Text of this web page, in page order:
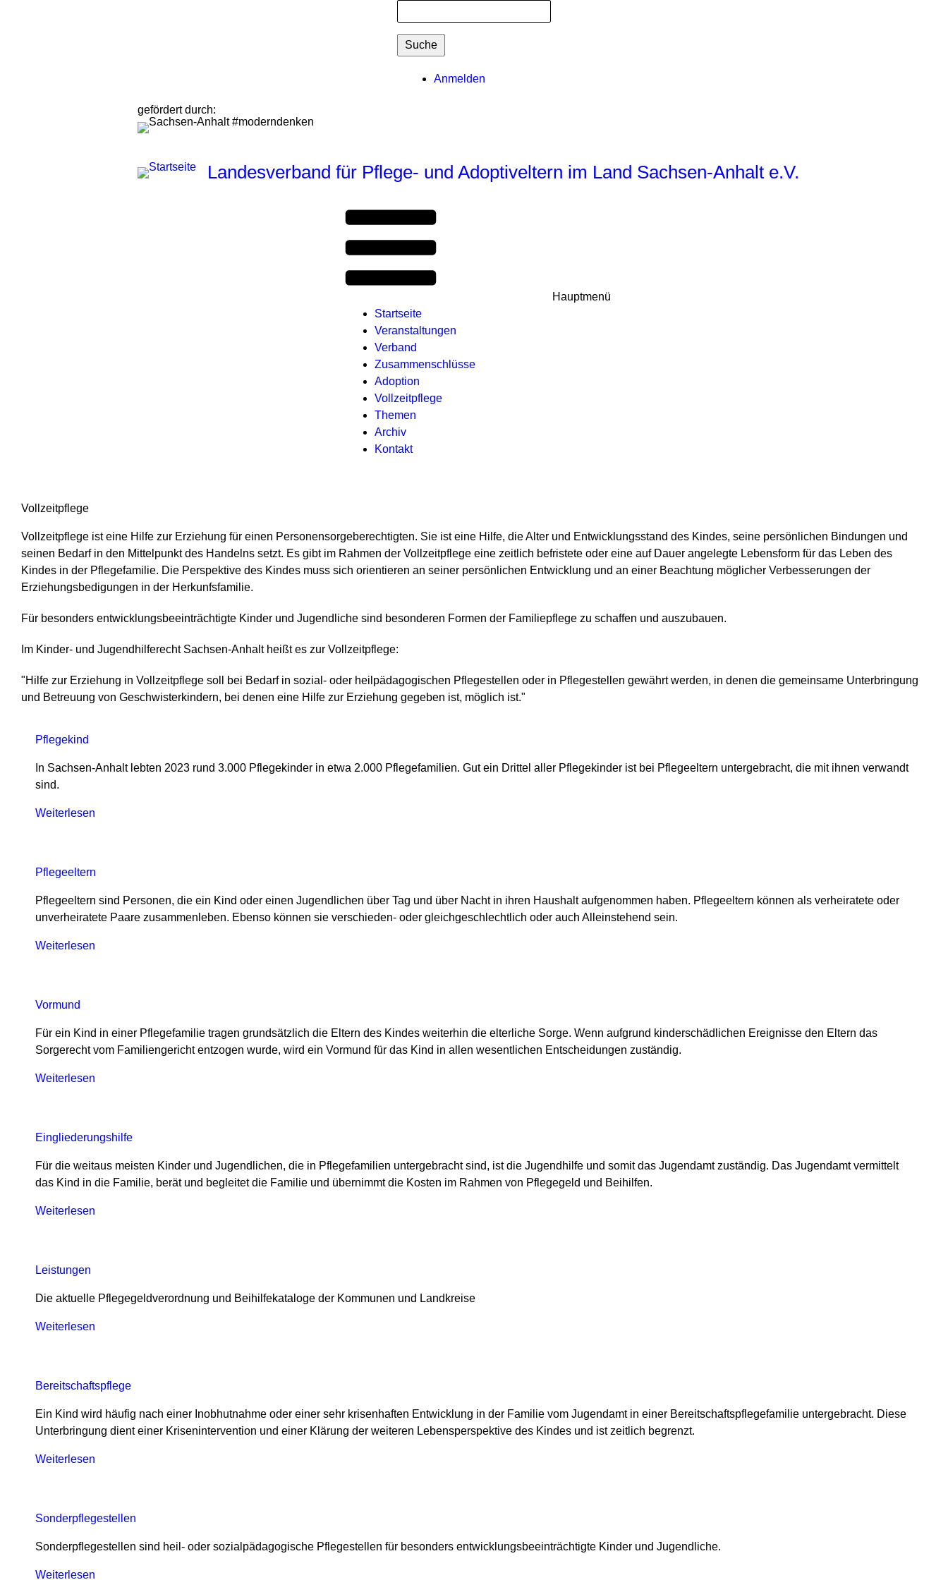
Benutzermenü
Anmelden
gefördert durch:
Landesverband für Pflege- und Adoptiveltern im Land Sachsen-Anhalt e.V.
Hauptmenü
Startseite
Veranstaltungen
Verband
Zusammenschlüsse
Adoption
Vollzeitpflege
Themen
Archiv
Kontakt
Vollzeitpflege
Vollzeitpflege ist eine Hilfe zur Erziehung für einen Personensorgeberechtigten. Sie ist eine Hilfe, die Alter und Entwicklungsstand des Kindes, seine persönlichen Bindungen und
seinen Bedarf in den Mittelpunkt des Handelns setzt. Es gibt im Rahmen der Vollzeitpflege eine zeitlich befristete oder eine auf Dauer angelegte Lebensform für das Leben des
Kindes in der Pflegefamilie. Die Perspektive des Kindes muss sich orientieren an seiner persönlichen Entwicklung und an einer Beachtung möglicher Verbesserungen der
Erziehungsbedigungen in der Herkunfsfamilie.
Für besonders entwicklungsbeeinträchtigte Kinder und Jugendliche sind besonderen Formen der Familiepflege zu schaffen und auszubauen.
Im Kinder- und Jugendhilferecht Sachsen-Anhalt heißt es zur Vollzeitpflege:
"Hilfe zur Erziehung in Vollzeitpflege soll bei Bedarf in sozial- oder heilpädagogischen Pflegestellen oder in Pflegestellen gewährt werden, in denen die gemeinsame Unterbringung
und Betreuung von Geschwisterkindern, bei denen eine Hilfe zur Erziehung gegeben ist, möglich ist."
Pflegekind
In Sachsen-Anhalt lebten 2023 rund 3.000 Pflegekinder in etwa 2.000 Pflegefamilien. Gut ein Drittel aller Pflegekinder ist bei Pflegeeltern untergebracht, die mit ihnen verwandt
sind.
Weiterlesen
Pflegeeltern
Pflegeeltern sind Personen, die ein Kind oder einen Jugendlichen über Tag und über Nacht in ihren Haushalt aufgenommen haben. Pflegeeltern können als verheiratete oder
unverheiratete Paare zusammenleben. Ebenso können sie verschieden- oder gleichgeschlechtlich oder auch Alleinstehend sein.
Weiterlesen
Vormund
Für ein Kind in einer Pflegefamilie tragen grundsätzlich die Eltern des Kindes weiterhin die elterliche Sorge. Wenn aufgrund kinderschädlichen Ereignisse den Eltern das
Sorgerecht vom Familiengericht entzogen wurde, wird ein Vormund für das Kind in allen wesentlichen Entscheidungen zuständig.
Weiterlesen
Eingliederungshilfe
Für die weitaus meisten Kinder und Jugendlichen, die in Pflegefamilien untergebracht sind, ist die Jugendhilfe und somit das Jugendamt zuständig. Das Jugendamt vermittelt
das Kind in die Familie, berät und begleitet die Familie und übernimmt die Kosten im Rahmen von Pflegegeld und Beihilfen.
Weiterlesen
Leistungen
Die aktuelle Pflegegeldverordnung und Beihilfekataloge der Kommunen und Landkreise
Weiterlesen
Bereitschaftspflege
Ein Kind wird häufig nach einer Inobhutnahme oder einer sehr krisenhaften Entwicklung in der Familie vom Jugendamt in einer Bereitschaftspflegefamilie untergebracht. Diese
Unterbringung dient einer Krisenintervention und einer Klärung der weiteren Lebensperspektive des Kindes und ist zeitlich begrenzt.
Weiterlesen
Sonderpflegestellen
Sonderpflegestellen sind heil- oder sozialpädagogische Pflegestellen für besonders entwicklungsbeeinträchtigte Kinder und Jugendliche.
Weiterlesen